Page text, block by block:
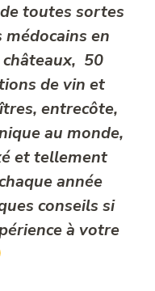
toutes sortes
en
50
de vin et
entrecôte,
au monde,
et tellement
année
conseils si
à votre